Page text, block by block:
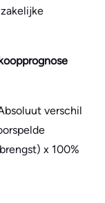
verschil
x 100%